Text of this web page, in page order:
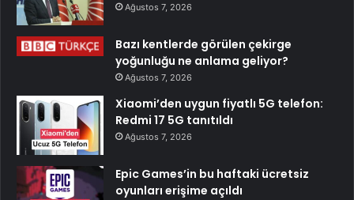
Ağustos 7, 2026
Bazı kentlerde görülen çekirge
yoğunluğu ne anlama geliyor?
Ağustos 7, 2026
Xiaomi’den uygun fiyatlı 5G telefon:
Redmi 17 5G tanıtıldı
Ağustos 7, 2026
Epic Games’in bu haftaki ücretsiz
oyunları erişime açıldı